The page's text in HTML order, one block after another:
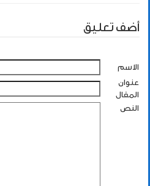
أضف تعليق
الاسم
عنوان
المقال
النص